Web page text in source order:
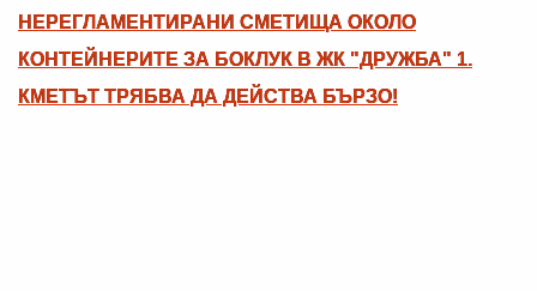
НЕРЕГЛАМЕНТИРАНИ СМЕТИЩА ОКОЛО
КОНТЕЙНЕРИТЕ ЗА БОКЛУК В ЖК "ДРУЖБА" 1.
КМЕТЪТ ТРЯБВА ДА ДЕЙСТВА БЪРЗО!